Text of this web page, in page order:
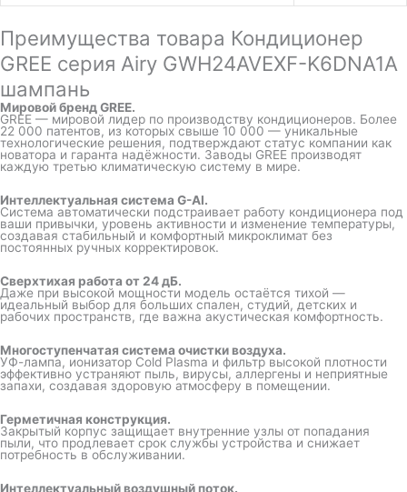
Преимущества товара Кондиционер
GREE серия Airy GWH24AVEXF-K6DNA1A
шампань
Мировой бренд GREE.
GREE — мировой лидер по производству кондиционеров. Более
22 000 патентов, из которых свыше 10 000 — уникальные
технологические решения, подтверждают статус компании как
новатора и гаранта надёжности. Заводы GREE производят
каждую третью климатическую систему в мире.
Интеллектуальная система G-AI.
Система автоматически подстраивает работу кондиционера под
ваши привычки, уровень активности и изменение температуры,
создавая стабильный и комфортный микроклимат без
постоянных ручных корректировок.
Сверхтихая работа от 24 дБ.
Даже при высокой мощности модель остаётся тихой —
идеальный выбор для больших спален, студий, детских и
рабочих пространств, где важна акустическая комфортность.
Многоступенчатая система очистки воздуха.
УФ-лампа, ионизатор Cold Plasma и фильтр высокой плотности
эффективно устраняют пыль, вирусы, аллергены и неприятные
запахи, создавая здоровую атмосферу в помещении.
Герметичная конструкция.
Закрытый корпус защищает внутренние узлы от попадания
пыли, что продлевает срок службы устройства и снижает
потребность в обслуживании.
Интеллектуальный воздушный поток.